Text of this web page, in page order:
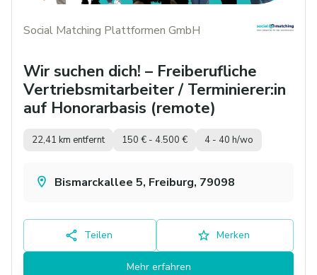
Social Matching Plattformen GmbH
Wir suchen dich! – Freiberufliche
Vertriebsmitarbeiter / Terminierer:in
auf Honorarbasis (remote)
22,41 km entfernt 150 € - 4.500 € 4 - 40 h/wo
Bismarckallee 5, Freiburg, 79098
Teilen Merken
Mehr erfahren